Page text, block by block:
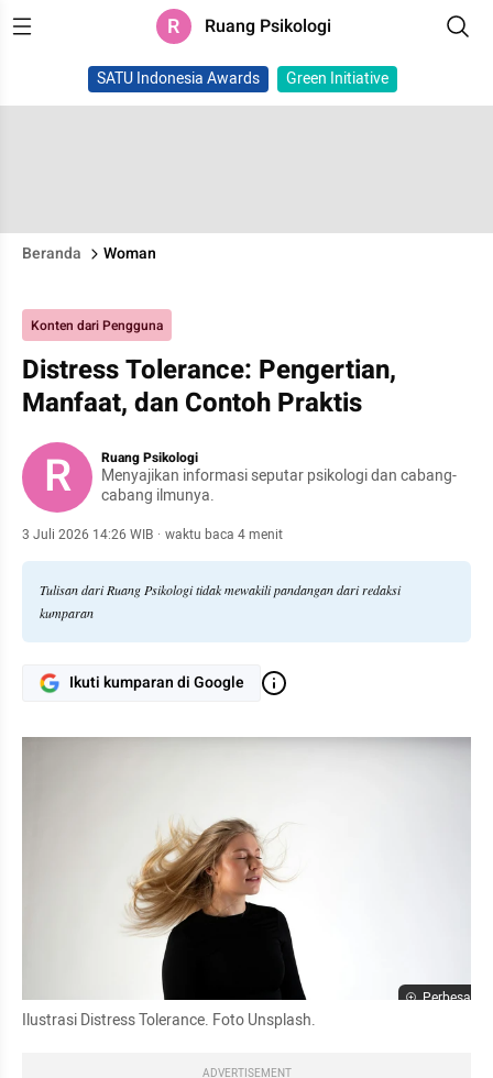
R Ruang Psikologi
SATU Indonesia Awards Green Initiative
Beranda Woman
Konten dari Pengguna
Distress Tolerance: Pengertian,
Manfaat, dan Contoh Praktis
R Ruang Psikologi
Menyajikan informasi seputar psikologi dan cabang-
cabang ilmunya.
3 Juli 2026 14:26 WIB · waktu baca 4 menit
Tulisan dari Ruang Psikologi tidak mewakili pandangan dari redaksi
kumparan
Ikuti kumparan di Google
Perbesar
Ilustrasi Distress Tolerance. Foto Unsplash.
ADVERTISEMENT